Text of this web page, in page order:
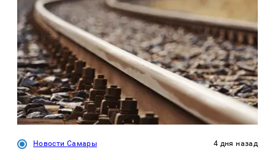
Новости Самары 4 дня назад